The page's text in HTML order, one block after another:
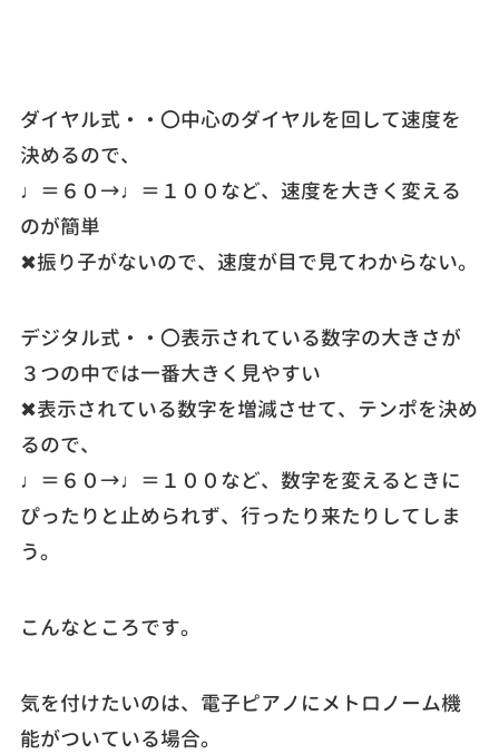
ダイヤル式・・〇中心のダイヤルを回して速度を
決めるので、
♩＝６０→♩＝１００など、速度を大きく変える
のが簡単
✖振り子がないので、速度が目で見てわからない。
デジタル式・・〇表示されている数字の大きさが
３つの中では一番大きく見やすい
✖表示されている数字を増減させて、テンポを決め
るので、
♩＝６０→♩＝１００など、数字を変えるときに
ぴったりと止められず、行ったり来たりしてしま
う。
こんなところです。
気を付けたいのは、電子ピアノにメトロノーム機
能がついている場合。